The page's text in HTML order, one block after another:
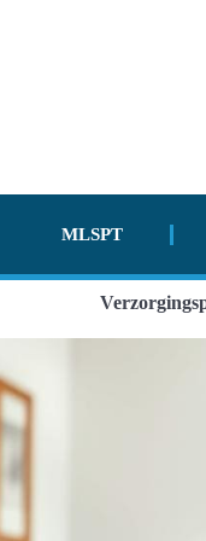
MLSPT